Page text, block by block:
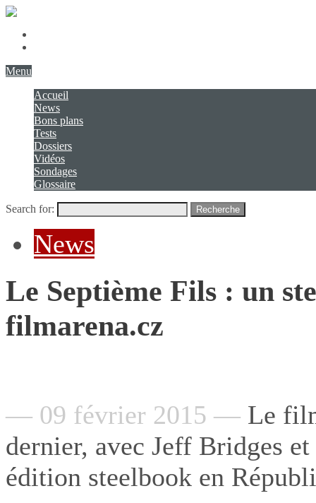
Menu
Accueil
News
Bons plans
Tests
Dossiers
Vidéos
Sondages
Glossaire
Search for: Recherche
News
Le Septième Fils : un
filmarena.cz
— 09 février 2015 — Le
dernier, avec Jeff Bridges
édition steelbook en